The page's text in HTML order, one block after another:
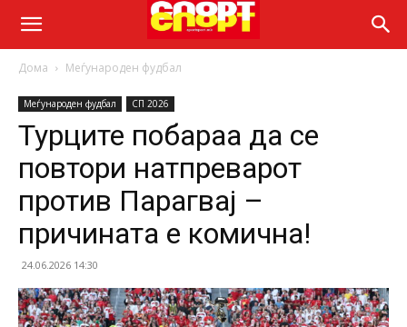
Дома Меѓународен фудбал
Меѓународен фудбал СП 2026
Турците побараа да се
повтори натпреварот
против Парагвај –
причината е комична!
24.06.2026 14:30